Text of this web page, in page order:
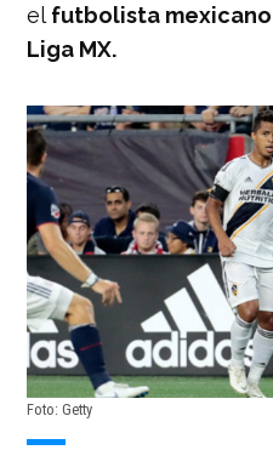
el futbolista
Liga MX.
Foto: Getty